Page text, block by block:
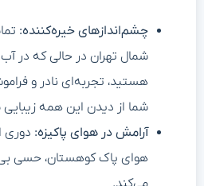
چشم‌اندازهای خیره‌کننده:
شمال تهران در حالی که در آب
هستید، تجربه‌ای نادر و
شما از دیدن این همه
آرامش در هوای پاکیزه: دوری
هوای پاک کوهستان، حسی